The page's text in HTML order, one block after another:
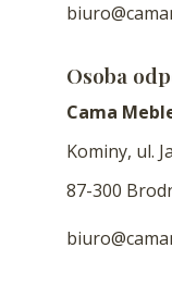
Osoba
Cama
Kominy, ul.
87-300